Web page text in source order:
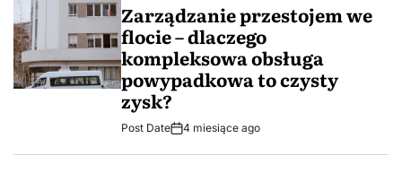
Zarządzanie przestojem we
flocie – dlaczego
kompleksowa obsługa
powypadkowa to czysty
zysk?
Post Date 4 miesiące ago